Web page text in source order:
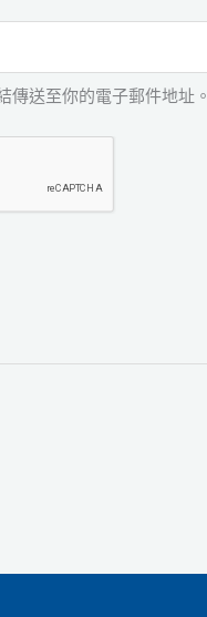
傳送至你的電子郵件地址。